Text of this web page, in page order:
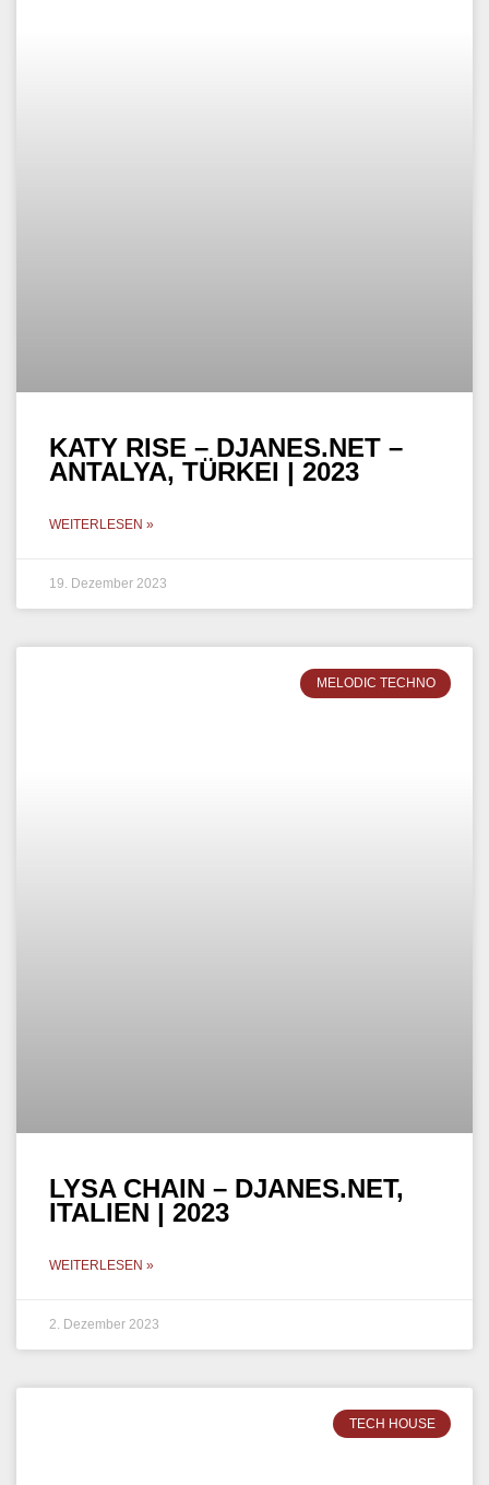
KATY RISE – DJANES.NET –
ANTALYA, TÜRKEI | 2023
WEITERLESEN »
19. Dezember 2023
MELODIC TECHNO
LYSA CHAIN – DJANES.NET,
ITALIEN | 2023
WEITERLESEN »
2. Dezember 2023
TECH HOUSE